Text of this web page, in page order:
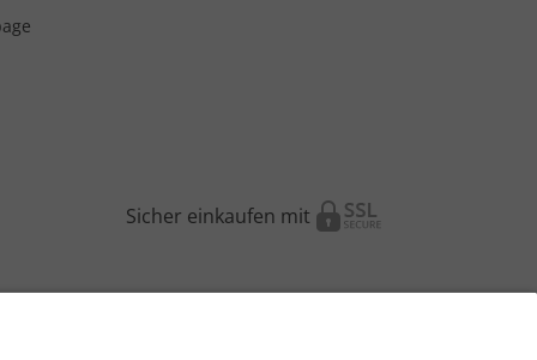
Sicher einkaufen mit